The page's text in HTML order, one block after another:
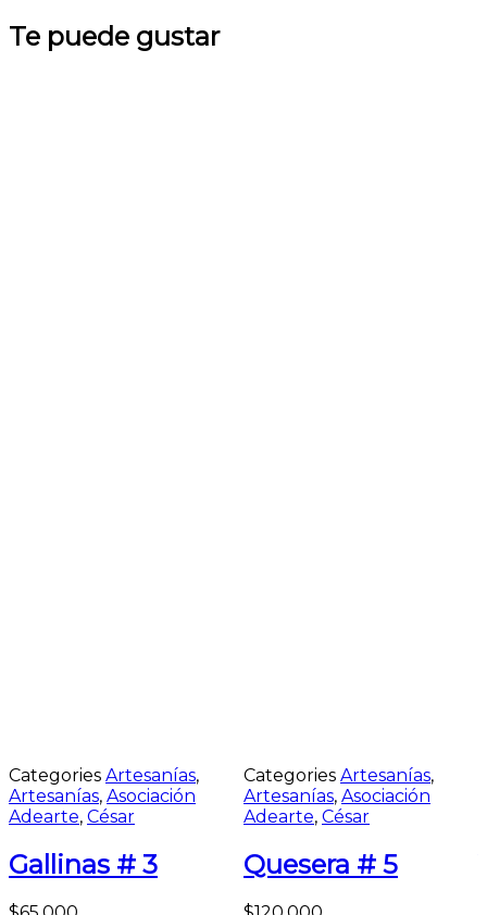
Te puede gustar
Categories Artesanías,
Artesanías, Asociación
Adearte, César
Gallinas # 3
Categories Artesanías,
Artesanías, Asociación
Adearte, César
Quesera # 5